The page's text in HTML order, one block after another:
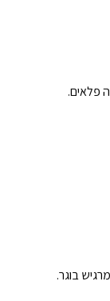
פלאים.
בוגר.